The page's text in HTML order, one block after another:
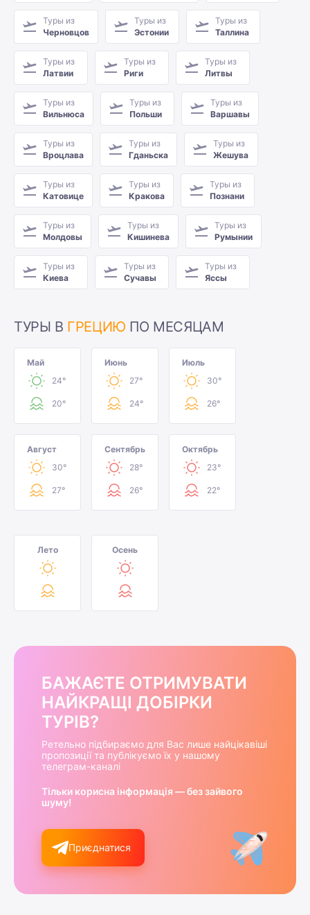
Туры из
Черновцов
Туры из
Эстонии
Туры из
Таллина
Туры из
Латвии
Туры из
Риги
Туры из
Литвы
Туры из
Вильнюса
Туры из
Польши
Туры из
Варшавы
Туры из
Вроцлава
Туры из
Гданьска
Туры из
Жешува
Туры из
Катовице
Туры из
Кракова
Туры из
Познани
Туры из
Молдовы
Туры из
Кишинева
Туры из
Румынии
Туры из
Киева
Туры из
Сучавы
Туры из
Яссы
ТУРЫ В ГРЕЦИЮ ПО МЕСЯЦАМ
Май
24°
20°
Июнь
27°
24°
Июль
30°
26°
Август
30°
27°
Сентябрь
28°
26°
Октябрь
23°
22°
Лето Осень
БАЖАЄТЕ ОТРИМУВАТИ
НАЙКРАЩІ ДОБІРКИ
ТУРІВ?
Ретельно підбираємо для Вас лише найцікавіші
пропозиції та публікуємо їх у нашому
телеграм-каналі
Тільки корисна інформація — без зайвого
шуму!
Приєднатися